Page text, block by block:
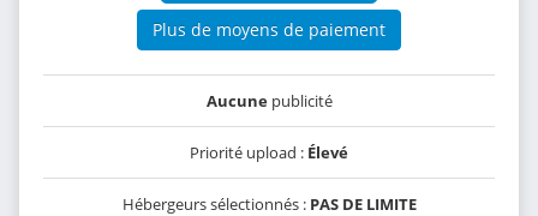
Plus de moyens de paiement
Aucunepublicité
Priorité upload : Élevé
Hébergeurs sélectionnés : PAS DE LIMITE